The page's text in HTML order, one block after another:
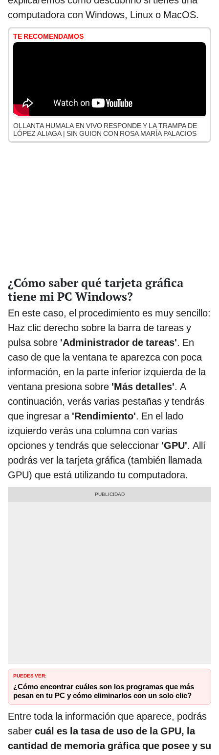
computadora con Windows, Linux o MacOS.
TE RECOMENDAMOS
OLLANTA HUMALA EN VIVO RESPONDE Y LA TRAMPA DE
LÓPEZ ALIAGA | SIN GUION CON ROSA MARÍA PALACIOS
¿Cómo saber qué tarjeta gráfica
tiene mi PC Windows?
En este caso, el procedimiento es muy sencillo:
Haz clic derecho sobre la barra de tareas y
pulsa sobre 'Administrador de tareas'. En
caso de que la ventana te aparezca con poca
información, en la parte inferior izquierda de la
ventana presiona sobre 'Más detalles'. A
continuación, verás varias pestañas y tendrás
que ingresar a 'Rendimiento'. En el lado
izquierdo verás una columna con varias
opciones y tendrás que seleccionar 'GPU'. Allí
podrás ver la tarjeta gráfica (también llamada
GPU) que está utilizando tu computadora.
PUEDES VER:
¿Cómo encontrar cuáles son los programas que más
pesan en tu PC y cómo eliminarlos con un solo clic?
Entre toda la información que aparece, podrás
saber cuál es la tasa de uso de la GPU, la
cantidad de memoria gráfica que posee y su